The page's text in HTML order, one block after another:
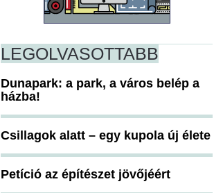
LEGOLVASOTTABB
Dunapark: a park, a város belép a
házba!
Csillagok alatt – egy kupola új élete
Petíció az építészet jövőjéért